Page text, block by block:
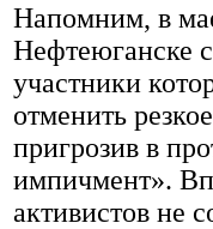
Напомним, в
Нефтеюганске
участники
отменить
пригрозив в
импичмент».
активистов не